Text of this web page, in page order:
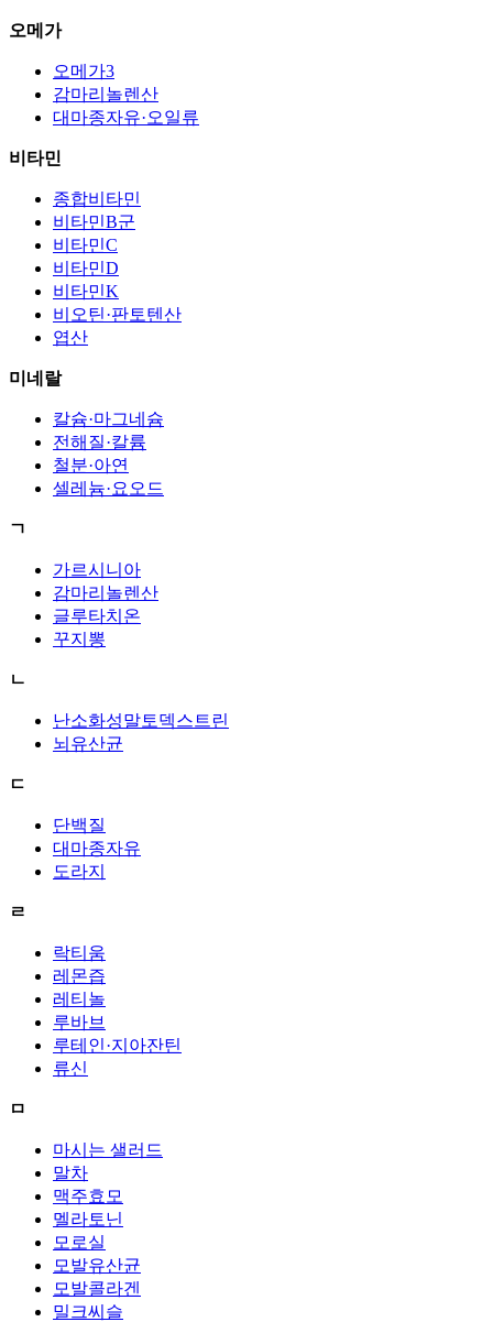
오메가
오메가3
감마리놀렌산
대마종자유·오일류
비타민
종합비타민
비타민B군
비타민C
비타민D
비타민K
비오틴·판토텐산
엽산
미네랄
칼슘·마그네슘
전해질·칼륨
철분·아연
셀레늄·요오드
ㄱ
가르시니아
감마리놀렌산
글루타치온
꾸지뽕
ㄴ
난소화성말토덱스트린
뇌유산균
ㄷ
단백질
대마종자유
도라지
ㄹ
락티움
레몬즙
레티놀
루바브
루테인·지아잔틴
류신
ㅁ
마시는 샐러드
말차
맥주효모
멜라토닌
모로실
모발유산균
모발콜라겐
밀크씨슬